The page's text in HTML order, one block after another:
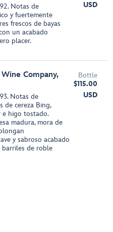
Notas de
y fuertemente
frescos de bayas
un acabado
placer.
USD
Company,
Notas de
de cereza Bing,
e higo tostado.
madura, mora de
y sabroso acabado
barriles de roble
Bottle
$115.00
USD